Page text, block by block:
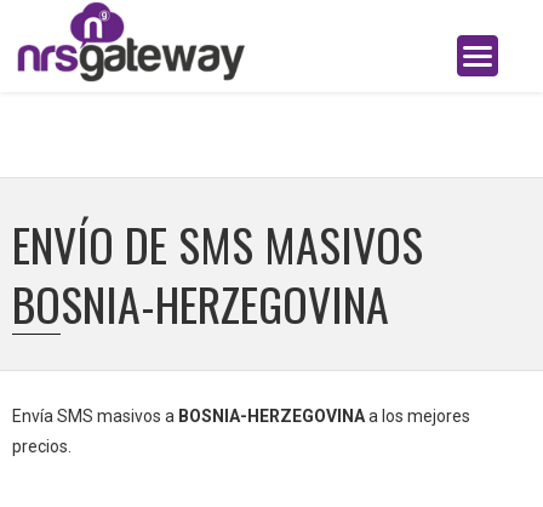
ENVÍO DE SMS MASIVOS
BOSNIA-HERZEGOVINA
Envía SMS masivos a BOSNIA-HERZEGOVINAa los mejores
precios.